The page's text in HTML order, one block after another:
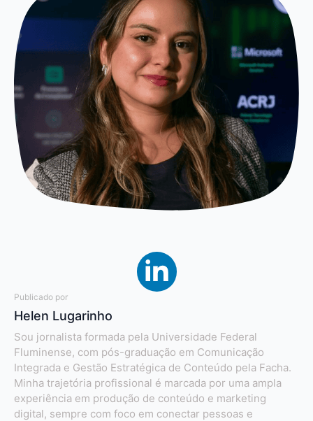
Publicado por
Helen Lugarinho
Sou jornalista formada pela Universidade Federal
Fluminense, com pós-graduação em Comunicação
Integrada e Gestão Estratégica de Conteúdo pela Facha.
Minha trajetória profissional é marcada por uma ampla
experiência em produção de conteúdo e marketing
digital, sempre com foco em conectar pessoas e